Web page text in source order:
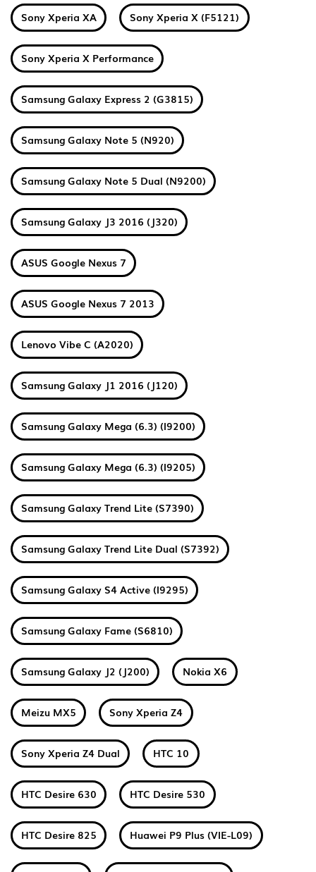
Sony Xperia XA Sony Xperia X (F5121)
Sony Xperia X Performance
Samsung Galaxy Express 2 (G3815)
Samsung Galaxy Note 5 (N920)
Samsung Galaxy Note 5 Dual (N9200)
Samsung Galaxy J3 2016 (J320)
ASUS Google Nexus 7
ASUS Google Nexus 7 2013
Lenovo Vibe C (A2020)
Samsung Galaxy J1 2016 (J120)
Samsung Galaxy Mega (6.3) (I9200)
Samsung Galaxy Mega (6.3) (I9205)
Samsung Galaxy Trend Lite (S7390)
Samsung Galaxy Trend Lite Dual (S7392)
Samsung Galaxy S4 Active (I9295)
Samsung Galaxy Fame (S6810)
Samsung Galaxy J2 (J200) Nokia X6
Meizu MX5 Sony Xperia Z4
Sony Xperia Z4 Dual HTC 10
HTC Desire 630 HTC Desire 530
HTC Desire 825 Huawei P9 Plus (VIE-L09)